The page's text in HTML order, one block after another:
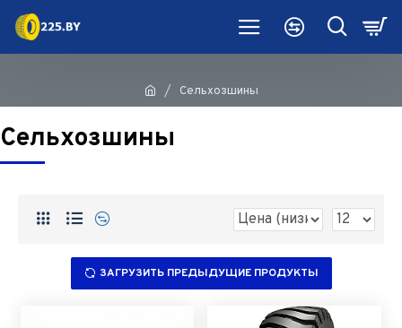
Сельхозшины
Сельхозшины
ЗАГРУЗИТЬ ПРЕДЫДУЩИЕ ПРОДУКТЫ